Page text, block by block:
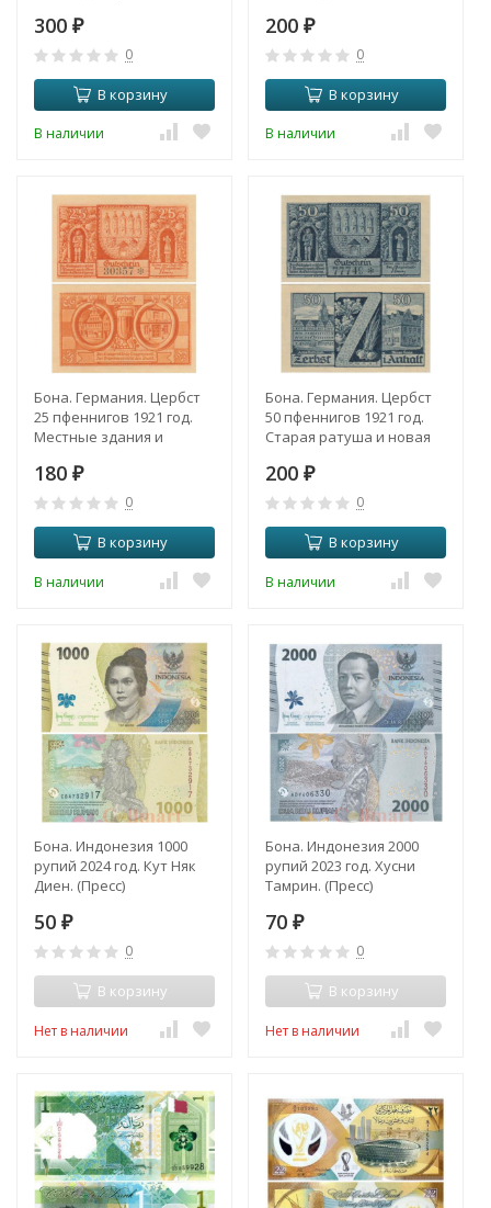
300 ₽
0
В корзину
В наличии
200 ₽
0
В корзину
В наличии
Бона. Германия. Цербст
25 пфеннигов 1921 год.
Местные здания и
(одноцветные). Нотгельд.
(XF)
180 ₽
0
В корзину
В наличии
Бона. Германия. Цербст
50 пфеннигов 1921 год.
Cтарая ратуша и новая
(одноцветные). Нотгельд.
(XF)
200 ₽
0
В корзину
В наличии
Бона. Индонезия 1000
рупий 2024 год. Кут Няк
Диен. (Пресс)
50 ₽
0
В корзину
Нет в наличии
Бона. Индонезия 2000
рупий 2023 год. Хусни
Тамрин. (Пресс)
70 ₽
0
В корзину
Нет в наличии